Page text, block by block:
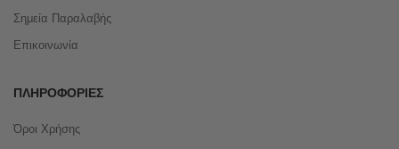
Σημεία Παραλαβής
Επικοινωνία
ΠΛΗΡΟΦΟΡΊΕΣ
Όροι Χρήσης